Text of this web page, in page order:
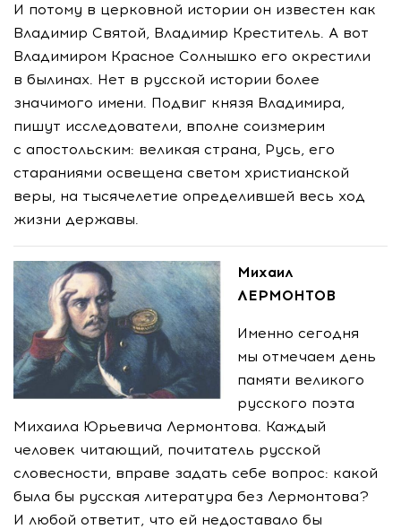
И потому в церковной истории он известен как
Владимир Святой, Владимир Креститель. А вот
Владимиром Красное Солнышко его окрестили
в былинах. Нет в русской истории более
значимого имени. Подвиг князя Владимира,
пишут исследователи, вполне соизмерим
с апостольским: великая страна, Русь, его
стараниями освещена светом христианской
веры, на тысячелетие определившей весь ход
жизни державы.
Михаил
ЛЕРМОНТОВ
Именно сегодня
мы отмечаем день
памяти великого
русского поэта
Михаила Юрьевича Лермонтова. Каждый
человек читающий, почитатель русской
словесности, вправе задать себе вопрос: какой
была бы русская литература без Лермонтова?
И любой ответит, что ей недоставало бы